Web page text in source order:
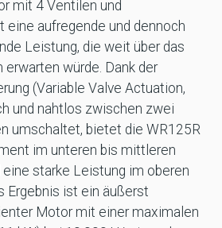
mit 4 Ventilen und
eine aufregende und dennoch
Leistung, die weit über das
erwarten würde. Dank der
(Variable Valve Actuation,
und nahtlos zwischen zwei
umschaltet, bietet die WR125R
im unteren bis mittleren
eine starke Leistung im oberen
Ergebnis ist ein äußerst
Motor mit einer maximalen